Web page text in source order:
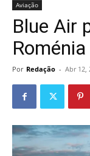
Aviação
Blue Air
Por Redação - Abr 12,